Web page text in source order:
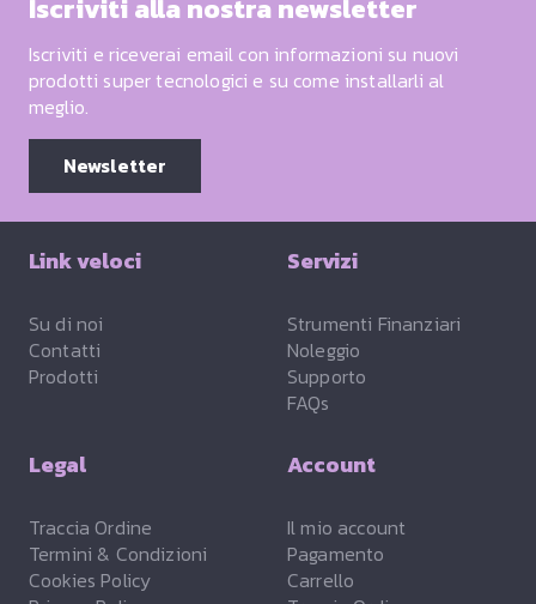
Iscriviti alla nostra newsletter
Iscriviti e riceverai email con informazioni su nuovi
prodotti super tecnologici e su come installarli al
meglio.
Newsletter
Link veloci
Su di noi
Contatti
Prodotti
Servizi
Strumenti Finanziari
Noleggio
Supporto
FAQs
Legal
Traccia Ordine
Termini & Condizioni
Cookies Policy
Account
Il mio account
Pagamento
Carrello